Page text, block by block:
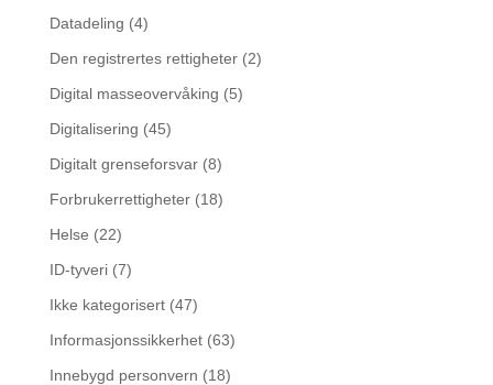
Datadeling (4)
Den registrertes rettigheter(2)
Digital masseovervåking (5)
Digitalisering (45)
Digitalt grenseforsvar(8)
Forbrukerrettigheter(18)
Helse (22)
ID-tyveri(7)
Ikke kategorisert(47)
Informasjonssikkerhet(63)
Innebygd personvern (18)